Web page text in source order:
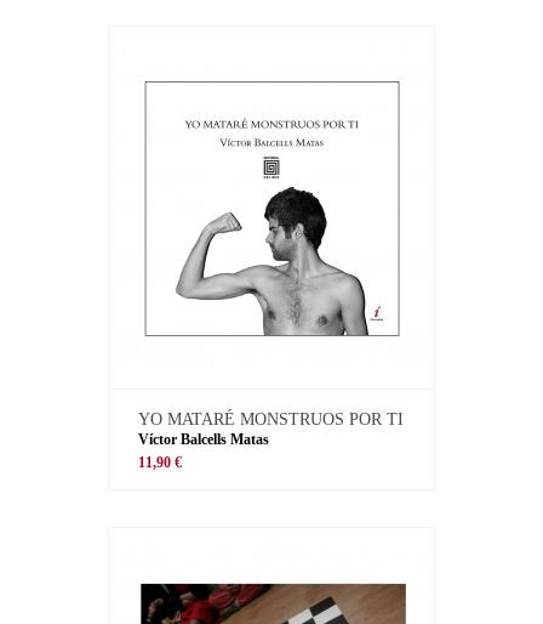
YO MATARÉ MONSTRUOS POR TI
Víctor Balcells Matas
11,90 €